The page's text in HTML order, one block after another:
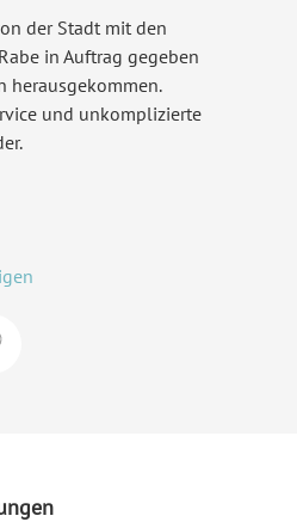
der Stadt mit den
in Auftrag gegeben
herausgekommen.
und unkomplizierte